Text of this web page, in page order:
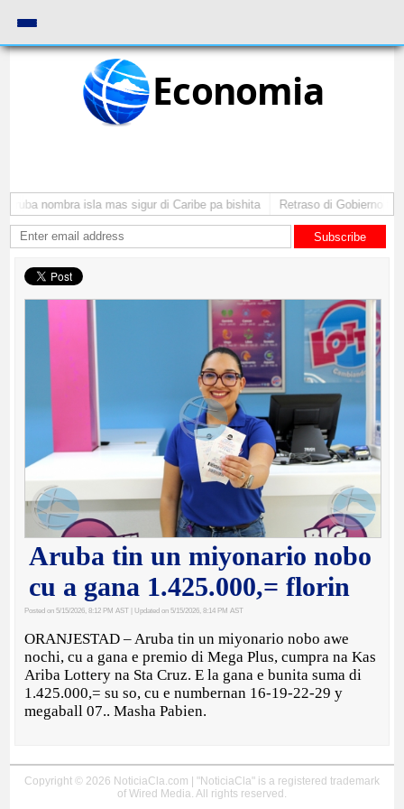
Economia
nombra isla mas sigur di Caribe pa bishita Retraso di Gobierno ta
Subscribe
Aruba tin un miyonario nobo
cu a gana 1.425.000,= florin
Posted on 5/15/2026, 8:12 PM AST | Updated on 5/15/2026, 8:14 PM AST
ORANJESTAD – Aruba tin un miyonario nobo awe
nochi, cu a gana e premio di Mega Plus, cumpra na Kas
Ariba Lottery na Sta Cruz. E la gana e bunita suma di
1.425.000,= su so, cu e numbernan 16-19-22-29 y
megaball 07.. Masha Pabien.
Copyright © 2026 NoticiaCla.com | "NoticiaCla" is a registered trademark
of Wired Media. All rights reserved.